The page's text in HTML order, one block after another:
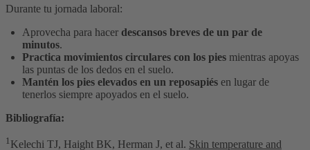
Durante tu jornada laboral:
Aprovecha para hacer descansos breves de un par de
minutos.
Practica movimientos circulares con los pies mientras apoyas
las puntas de los dedos en el suelo.
Mantén los pies elevados en un reposapiés en lugar de
tenerlos siempre apoyados en el suelo.
Bibliografía:
1 Kelechi TJ, Haight BK, Herman J, et al. Skin temperature and